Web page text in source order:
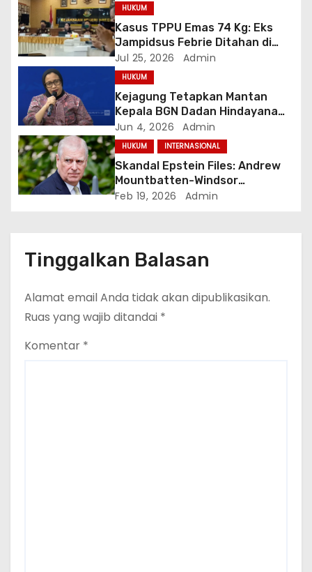
o
s
HUKUM
Kasus TPPU Emas 74 Kg: Eks
Jampidsus Febrie Ditahan di
Rutan KPK, Kuntadi Dilantik Jadi
Jampidsus Baru
Jul 25, 2026 Admin
HUKUM
Kejagung Tetapkan Mantan
Kepala BGN Dadan Hindayana
dan Dua Wakilnya Sebagai
Tersangka Korupsi MBG
Jun 4, 2026 Admin
HUKUM INTERNASIONAL
Skandal Epstein Files: Andrew
Mountbatten-Windsor
Ditangkap Atas Dugaan
Feb 19, 2026 Admin
Tinggalkan Balasan
Alamat email Anda tidak akan dipublikasikan.
Ruas yang wajib ditandai *
Komentar *